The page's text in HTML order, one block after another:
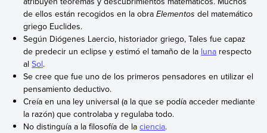
de ellos están recogidos en la obraElementos del matemático
griego Euclides.
Según Diógenes Laercio, historiador griego, Tales fue capaz
de predecir un eclipse y estimó el tamaño de la luna respecto
alSol.
Se cree que fue uno de los primeros pensadores en utilizar el
pensamiento deductivo.
Creía en una ley universal (a la que se podía acceder mediante
la razón) que controlaba y regulaba todo.
No distinguía a la filosofía de laciencia.